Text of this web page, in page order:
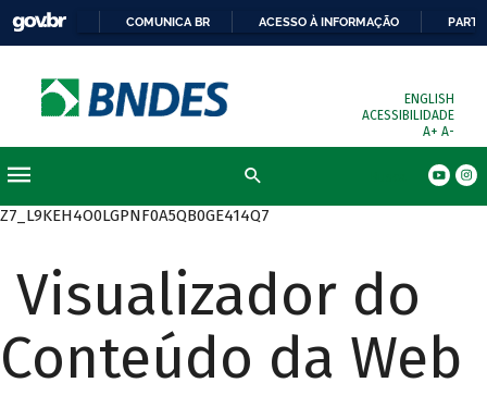
COMUNICA BR ACESSO À INFORMAÇÃO
ENGLISH
ACESSIBILIDADE
A+ A-
Z7_L9KEH4O0LGPNF0A5QB0GE414Q7
Visualizador do
Conteúdo da Web